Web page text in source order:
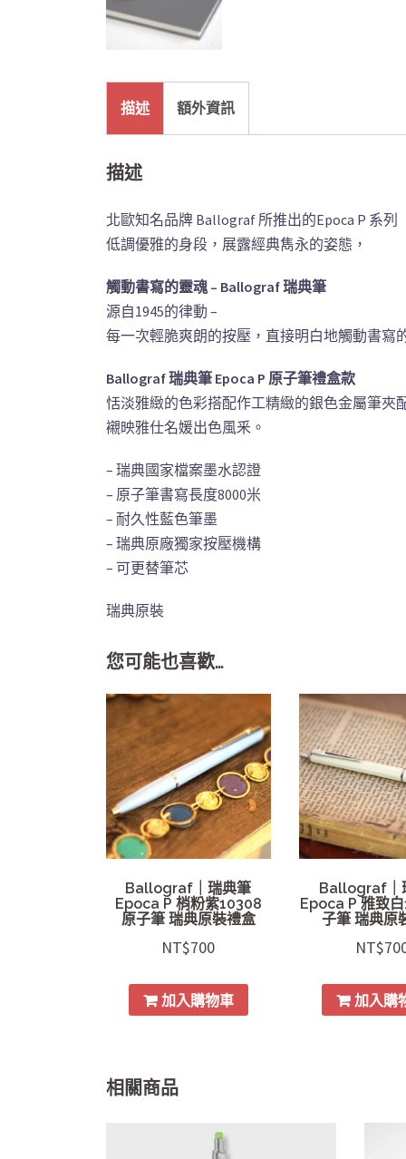
描述 額外資訊
描述
北歐知名品牌 Ballograf 所推出的Epoca P 系列
低調優雅的身段，展露經典雋永的姿態，
觸動書寫的靈魂 – Ballograf 瑞典筆
源自1945的律動 –
每一次輕脆爽朗的按壓，直接明白地觸動書寫
Ballograf 瑞典筆 Epoca P 原子筆禮盒款
恬淡雅緻的色彩搭配作工精緻的銀色金屬筆夾
襯映雅仕名媛出色風釆。
– 瑞典國家檔案墨水認證
– 原子筆書寫長度8000米
– 耐久性藍色筆墨
– 瑞典原廠獨家按壓機構
– 可更替筆芯
瑞典原裝
您可能也喜歡…
Ballograf｜瑞典筆
Epoca P 梢粉紫10308
原子筆 瑞典原裝禮盒
NT$700
加入購物車
Ballograf｜
Epoca P 雅致
子筆 瑞典原
NT$
加入購
相關商品